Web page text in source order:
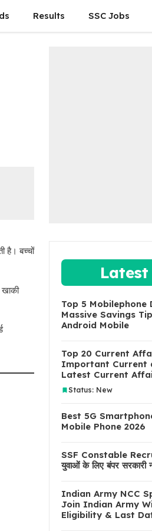
Results SSC Jobs
है। बच्चों
खाकी
Top 5 Mobilephone
Massive Savings
Android Mobile
Top 20 Current
Important Current
Latest Current
Status: New
Best 5G
Mobile Phone 2026
SSF Constable
युवाओं के लिए बंपर सरकारी
Indian Army NCC
Join Indian Army
Eligibility & Last